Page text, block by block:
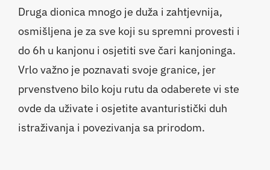
Druga dionica mnogo je duža i zahtjevnija,
osmišljena je za sve koji su spremni provesti i
do 6h u kanjonu i osjetiti sve čari kanjoninga.
Vrlo važno je poznavati svoje granice, jer
prvenstveno bilo koju rutu da odaberete vi ste
ovde da uživate i osjetite avanturistički duh
istraživanja i povezivanja sa prirodom.